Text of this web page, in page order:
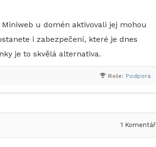
u domén aktivovali jej mohou
i zabezpečení, které je dnes
je to skvělá alternativa.
Role: Podpora
1 Komentář